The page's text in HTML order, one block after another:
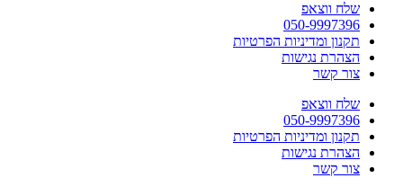
שלח ווצאפ
050-9997396
תקנון ומדיניות הפרטיות
הצהרת נגישות
צור קשר
שלח ווצאפ
050-9997396
תקנון ומדיניות הפרטיות
הצהרת נגישות
צור קשר